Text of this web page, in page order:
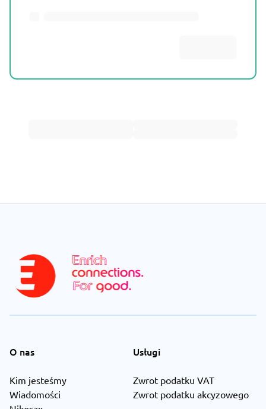
O nas
Kim jesteśmy
Wiadomości
Usługi
Zwrot podatku VAT
Zwrot podatku akcyzowego